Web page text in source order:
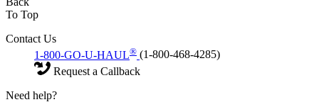
To Top
Contact Us
1-800-GO-U-HAUL® (1-800-468-4285)
Request a Callback
Need help?